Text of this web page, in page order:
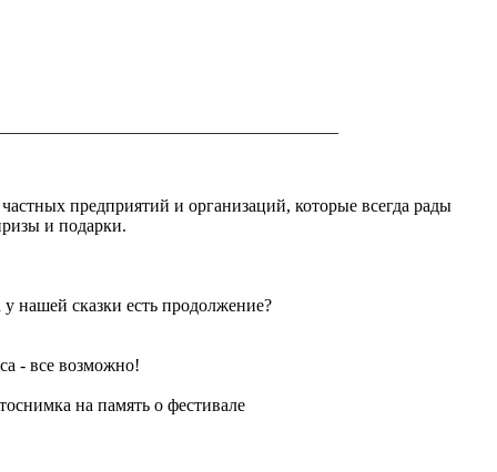
предприятий и организаций, которые всегда рады
и подарки.
у нашей сказки есть продолжение?
- все возможно!
на память о фестивале